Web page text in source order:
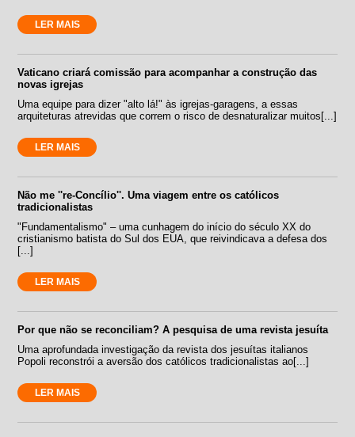
LER MAIS
Vaticano criará comissão para acompanhar a construção das
novas igrejas
Uma equipe para dizer "alto lá!" às igrejas-garagens, a essas
arquiteturas atrevidas que correm o risco de desnaturalizar muitos[...]
LER MAIS
Não me ''re-Concílio''. Uma viagem entre os católicos
tradicionalistas
"Fundamentalismo" – uma cunhagem do início do século XX do
cristianismo batista do Sul dos EUA, que reivindicava a defesa dos
[...]
LER MAIS
Por que não se reconciliam? A pesquisa de uma revista jesuíta
Uma aprofundada investigação da revista dos jesuítas italianos
Popoli reconstrói a aversão dos católicos tradicionalistas ao[...]
LER MAIS